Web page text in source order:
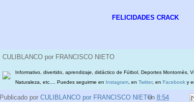
FELICIDADES CRACK
CULIBLANCO por FRANCISCO NIETO
Informativo, divertido, aprendizaje, didáctico de Fútbol, Deportes Montornès,
Naturaleza, etc.... Puedes seguirme en
Instagram, en Twitter, en Facebook y
Publicado por CULIBLANCO por FRANCISCO NIETO
en 8:54